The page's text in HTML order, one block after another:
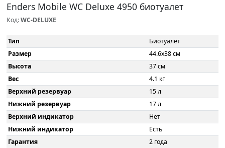
Enders Mobile WC Deluxe 4950 биотуалет
Код:WC-DELUXE
Тип
Биотуалет
Размер
44.6x38 см
Высота
37 см
Вес
4.1 кг
Верхний резервуар
15 л
Нижний резервуар
17 л
Верхний индикатор
Нет
Нижний индикатор
Есть
Гарантия
2 года